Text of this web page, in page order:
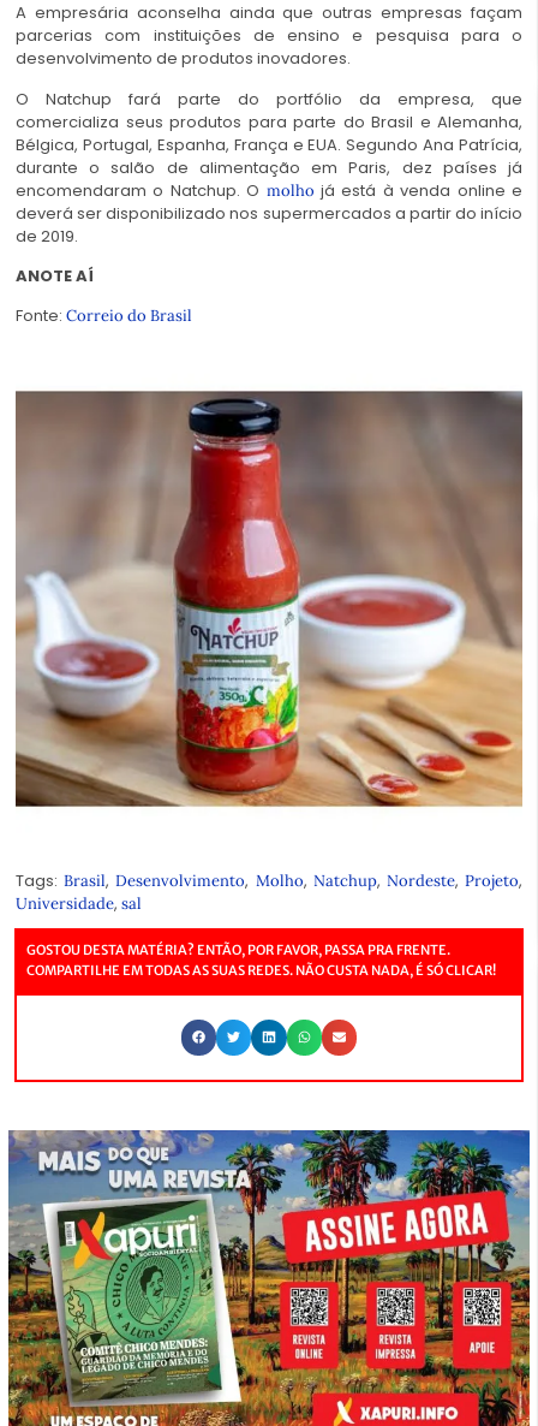
A empresária aconselha ainda que outras empresas façam
parcerias com instituições de ensino e pesquisa para o
desenvolvimento de produtos inovadores.
O Natchup fará parte do portfólio da empresa, que
comercializa seus produtos para parte do Brasil e Alemanha,
Bélgica, Portugal, Espanha, França e EUA. Segundo Ana Patrícia,
durante o salão de alimentação em Paris, dez países já
encomendaram o Natchup. O molho já está à venda online e
deverá ser disponibilizado nos supermercados a partir do início
de 2019.
ANOTE AÍ
Fonte: Correio do Brasil
Tags:Brasil,Desenvolvimento, Molho, Natchup, Nordeste,Projeto,
Universidade, sal
GOSTOU DESTA MATÉRIA? ENTÃO, POR FAVOR, PASSA PRA FRENTE.
COMPARTILHE EM TODAS AS SUAS REDES. NÃO CUSTA NADA, É SÓ CLICAR!